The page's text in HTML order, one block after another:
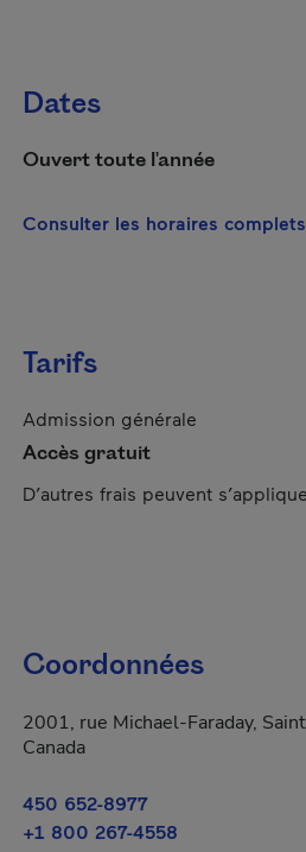
Dates
Ouvert toute l'année
Consulter les horaires complets
Tarifs
Admission générale
Accès gratuit
D’autres frais peuvent
Coordonnées
2001, rue Michael-Faraday,
Canada
450 652-8977
+1 800 267-4558